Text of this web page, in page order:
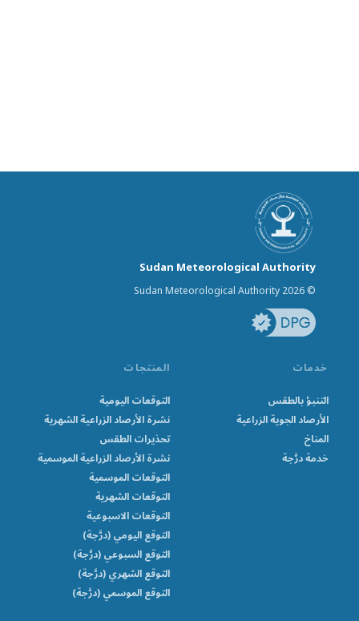
Sudan Meteorological Authority
© Sudan Meteorological Authority 2026
خدمات
التنبؤ بالطقس
الأرصاد الجوية الزراعية
المناخ
خدمة درَّجة
المنتجات
التوقعات اليومية
نشرة الأرصاد الزراعية الشهرية
تحذيرات الطقس
نشرة الأرصاد الزراعية الموسمية
التوقعات الموسمية
التوقعات الشهرية
التوقعات الاسبوعية
التوقع اليومي (درَّجة)
التوقع السبوعي (درَّجة)
التوقع الشهري (درَّجة)
التوقع الموسمي (درَّجة)